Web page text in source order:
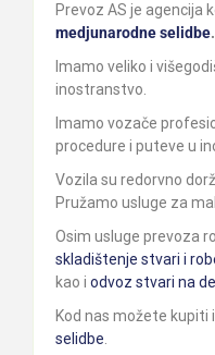
Prevoz AS je agencija
medjunarodne selidbe.
Imamo veliko i
inostranstvo.
Imamo vozače
procedure i puteve u
Vozila su redorvno
Pružamo usluge za
Osim usluge prevoza
skladištenje stvari i
kao i odvoz stvari na
Kod nas možete kupiti
selidbe